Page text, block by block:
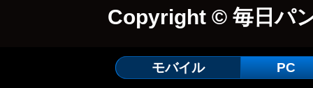
Copyright © 毎日パ
モバイル PC